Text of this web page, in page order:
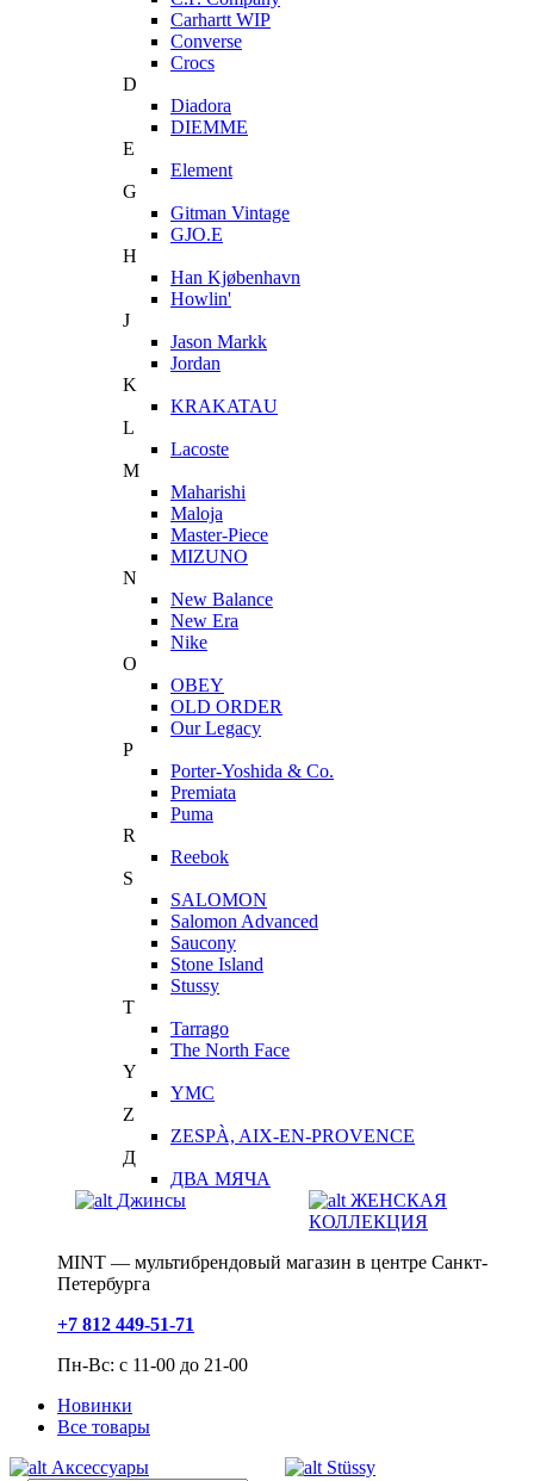
Carhartt WIP
Converse
Crocs
D
Diadora
DIEMME
E
Element
G
Gitman Vintage
GJO.E
H
Han Kjøbenhavn
Howlin'
J
Jason Markk
Jordan
K
KRAKATAU
L
Lacoste
M
Maharishi
Maloja
Master-Piece
MIZUNO
N
New Balance
New Era
Nike
O
OBEY
OLD ORDER
Our Legacy
P
Porter-Yoshida & Co.
Premiata
Puma
R
Reebok
S
SALOMON
Salomon Advanced
Saucony
Stone Island
Stussy
T
Tarrago
The North Face
Y
YMC
Z
ZESPÀ, AIX-EN-PROVENCE
Д
ДВА МЯЧА
Джинсы
ЖЕНСКАЯ
КОЛЛЕКЦИЯ
MINT — мультибрендовый магазин в центре Санкт-
Петербурга
+7 812 449-51-71
Пн-Вс: с 11-00 до 21-00
Новинки
Все товары
Аксессуары
Stüssy